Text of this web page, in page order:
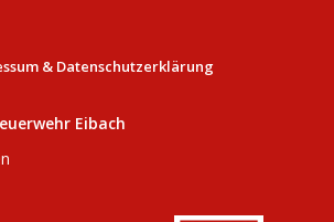
& Datenschutzerklärung
Eibach